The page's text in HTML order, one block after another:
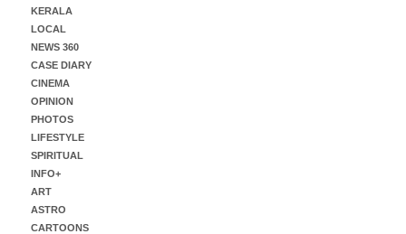
KERALA
LOCAL
NEWS 360
CASE DIARY
CINEMA
OPINION
PHOTOS
LIFESTYLE
SPIRITUAL
INFO+
ART
ASTRO
CARTOONS